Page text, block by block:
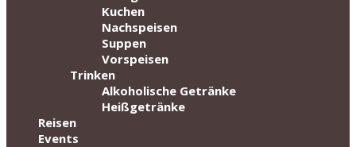
Kuchen
Nachspeisen
Suppen
Vorspeisen
Trinken
Alkoholische Getränke
Heißgetränke
Reisen
Events